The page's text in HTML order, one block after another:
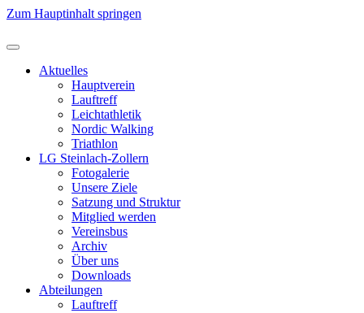
Zum Hauptinhalt springen
Aktuelles
Hauptverein
Lauftreff
Leichtathletik
Nordic Walking
Triathlon
LG Steinlach-Zollern
Fotogalerie
Unsere Ziele
Satzung und Struktur
Mitglied werden
Vereinsbus
Archiv
Über uns
Downloads
Abteilungen
Lauftreff